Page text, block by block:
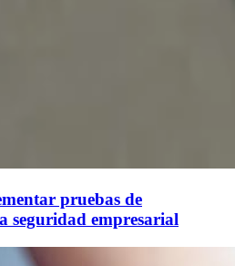
pruebas de
seguridad empresarial